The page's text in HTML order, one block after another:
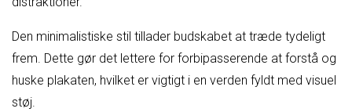
Den minimalistiske stil tillader budskabet at træde tydeligt
frem. Dette gør det lettere for forbipasserende at forstå og
huske plakaten, hvilket er vigtigt i en verden fyldt med visuel
støj.